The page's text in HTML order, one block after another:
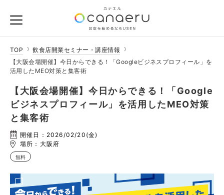
TOP
飲食店開業セミナー・講座情報
【大阪会場開催】今日からできる！「Googleビジネスプロフィール」を
活用したMEO対策と集客術
【大阪会場開催】今日からできる！「Google
ビジネスプロフィール」を活用したMEO対策
と集客術
開催日：2026/02/20(金)
場所：大阪府
無料